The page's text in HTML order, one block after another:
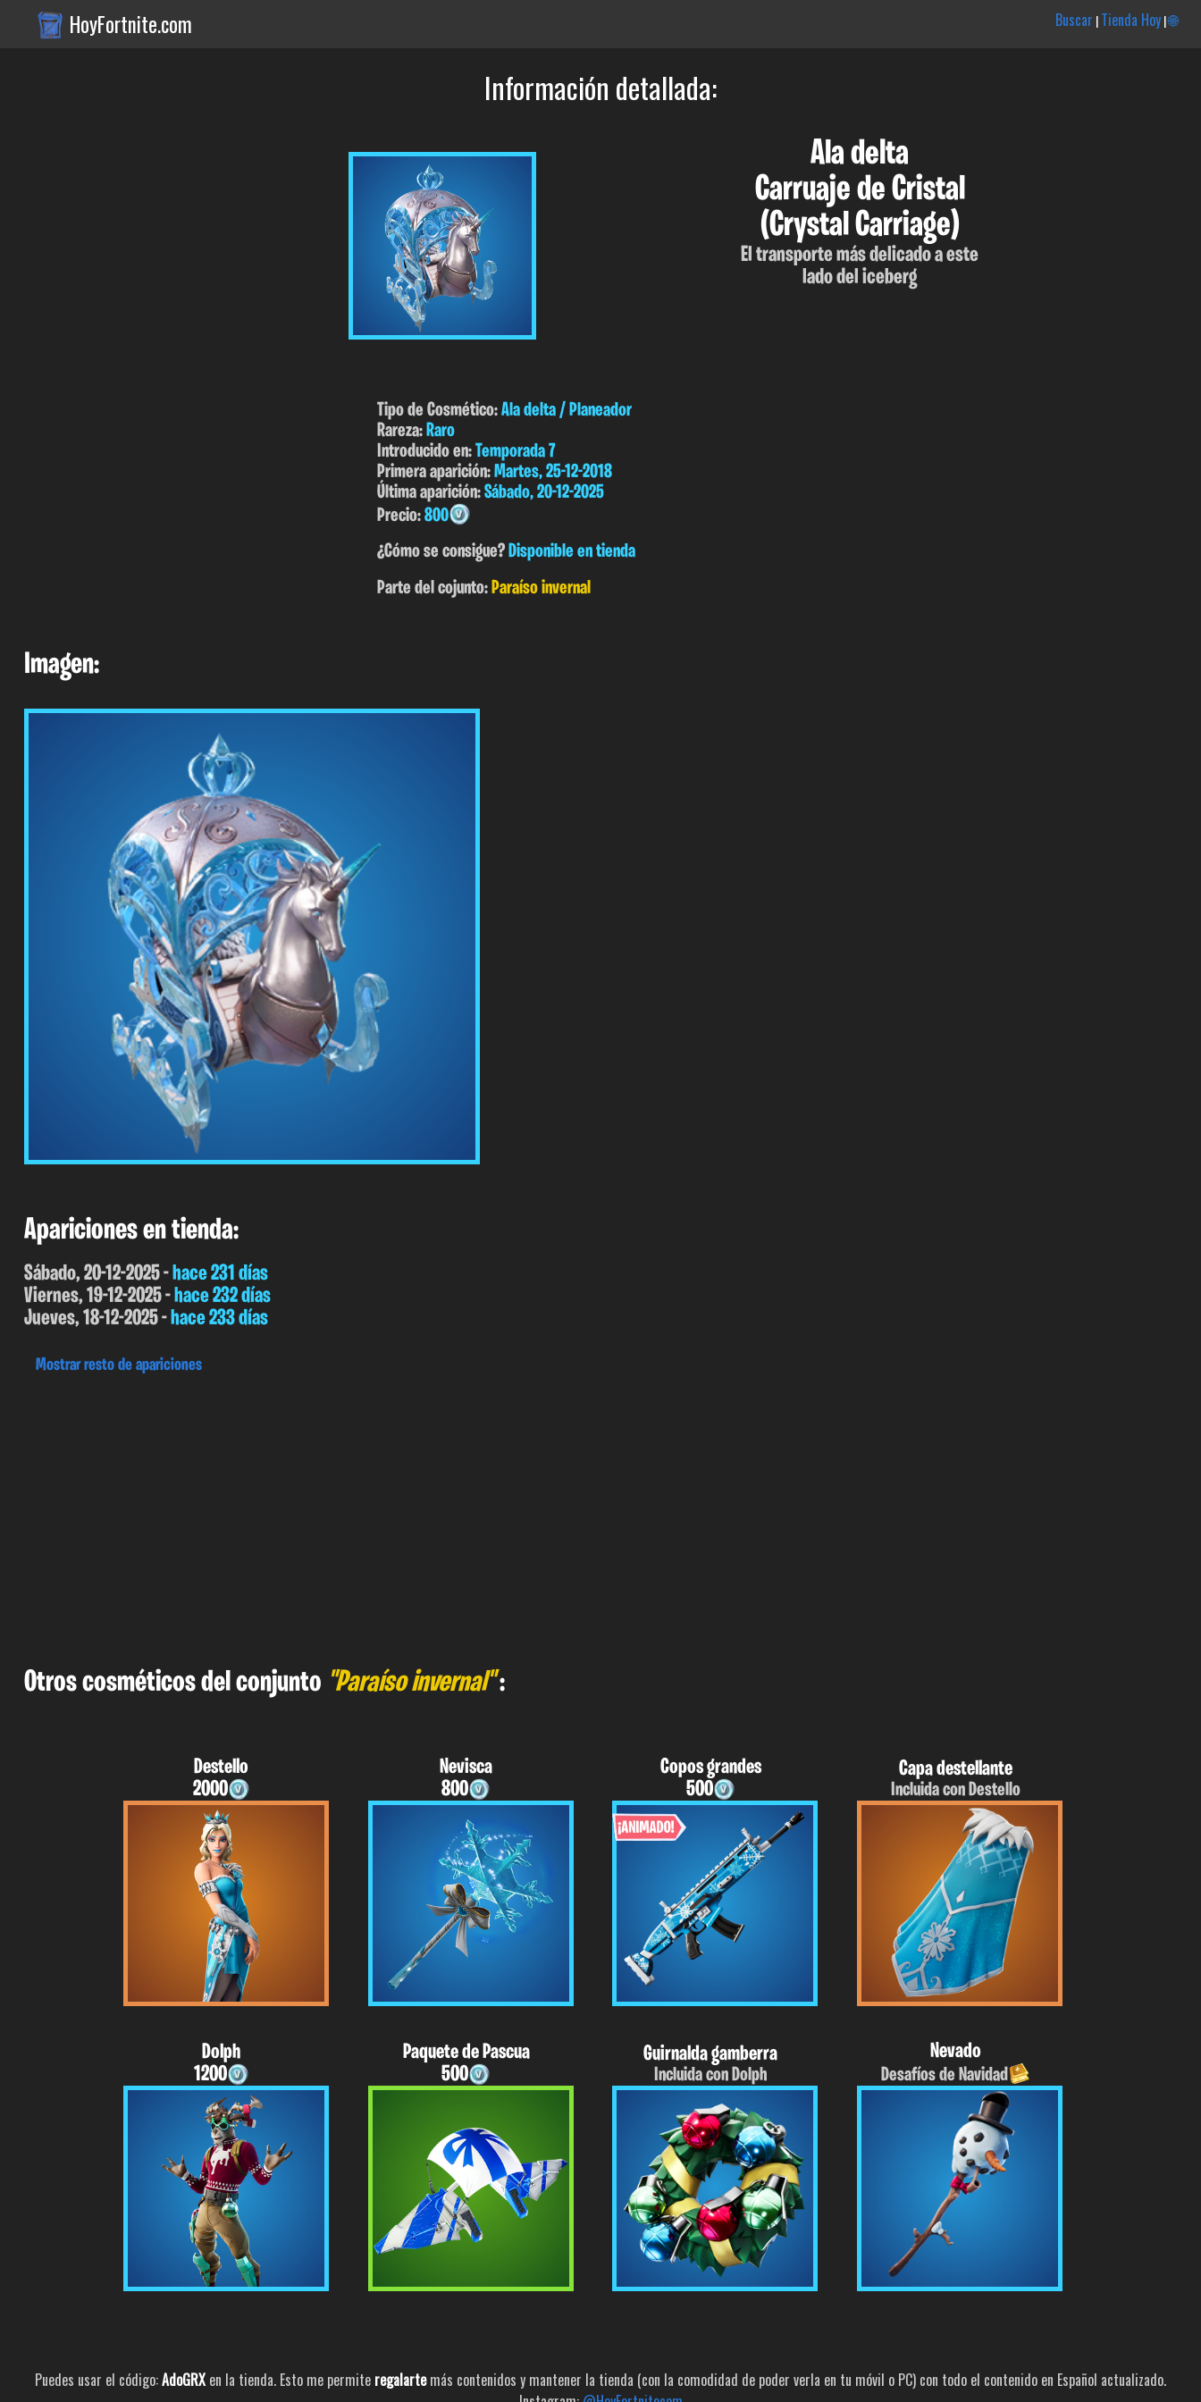
HoyFortnite.com Buscar |Tienda Hoy|🌐
Información detallada:
Ala delta
Carruaje de Cristal
(Crystal Carriage)
El transporte más delicado a este
lado del iceberg
Tipo de Cosmético:Ala delta / Planeador
Rareza:Raro
Introducido en:Temporada 7
Primera aparición:Martes, 25-12-2018
Última aparición:Sábado, 20-12-2025
Precio:800
¿Cómo se consigue?Disponible en tienda
Parte del cojunto:Paraíso invernal
Imagen:
Apariciones en tienda:
Sábado, 20-12-2025 -hace 231 días
Viernes, 19-12-2025 -hace 232 días
Jueves, 18-12-2025 -hace 233 días
Mostrar resto de apariciones
Otros cosméticos del conjunto "Paraíso invernal":
Destello
2000
Nevisca
800
Copos grandes
500
Capa destellante
Incluida con Destello
Dolph
1200
Paquete de Pascua
500
Guirnalda gamberra
Incluida con Dolph
Nevado
Desafíos de Navidad
Puedes usar el código:AdoGRX en la tienda. Esto me permite regalartemás contenidos y mantener la tienda (con la comodidad de poder verla en tu móvil o PC) con todo el contenido en Español actualizado.